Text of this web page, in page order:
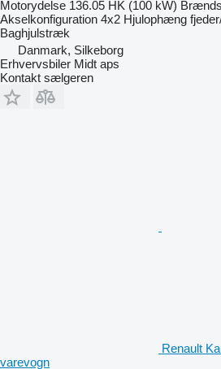
Motorydelse 136.05 HK (100 kW)
Akselkonfiguration 4x2 Hjulophæng
Baghjulstræk
Danmark, Silkeborg
Erhvervsbiler Midt aps
Kontakt sælgeren
Renault
varevogn